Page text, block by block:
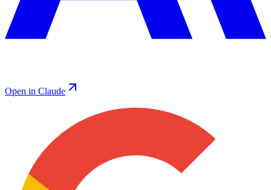
Open in Claude